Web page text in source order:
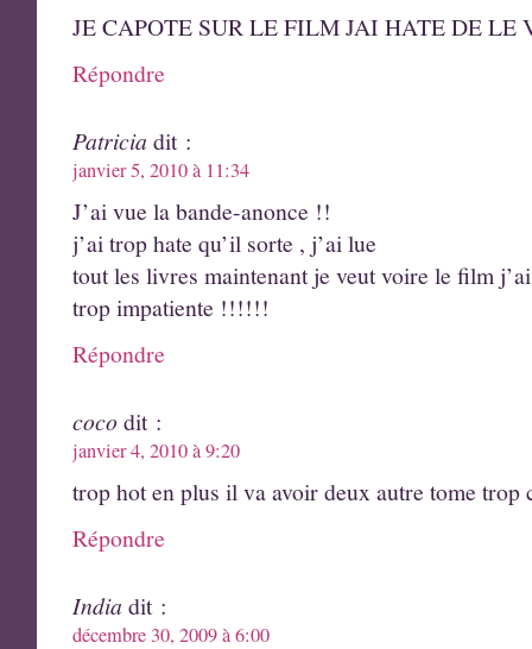
JE CAPOTE SUR LE FILM JAI HATE DE LE
Répondre
Patricia dit :
janvier 5, 2010 à 11:34
J’ai vue la bande-anonce !!
j’ai trop hate qu’il sorte , j’ai lue
tout les livres maintenant je veut voire le film
trop impatiente !!!!!!
Répondre
cocodit :
janvier 4, 2010 à 9:20
trop hot en plus il va avoir deux autre tome trop
Répondre
India dit :
décembre 30, 2009 à 6:00